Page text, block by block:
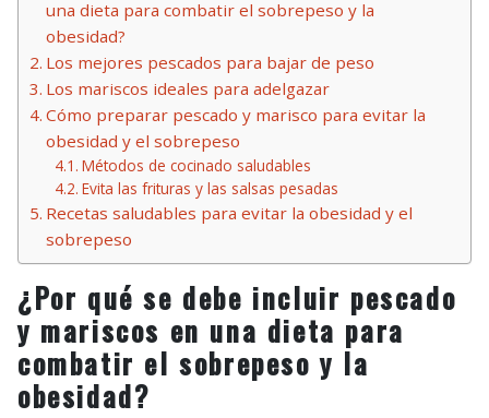
una dieta para combatir el sobrepeso y la
obesidad?
Los mejores pescados para bajar de peso
Los mariscos ideales para adelgazar
Cómo preparar pescado y marisco para evitar la
obesidad y el sobrepeso
Métodos de cocinado saludables
Evita las frituras y las salsas pesadas
Recetas saludables para evitar la obesidad y el
sobrepeso
¿Por qué se debe incluir pescado
y mariscos en una dieta para
combatir el sobrepeso y la
obesidad?